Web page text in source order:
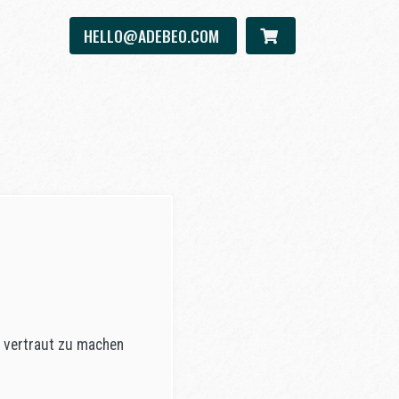
HELLO@ADEBEO.COM
zu machen